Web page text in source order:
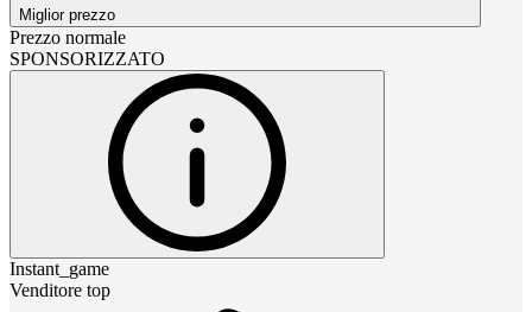
Miglior prezzo
Prezzo normale
SPONSORIZZATO
Instant_game
Venditore top